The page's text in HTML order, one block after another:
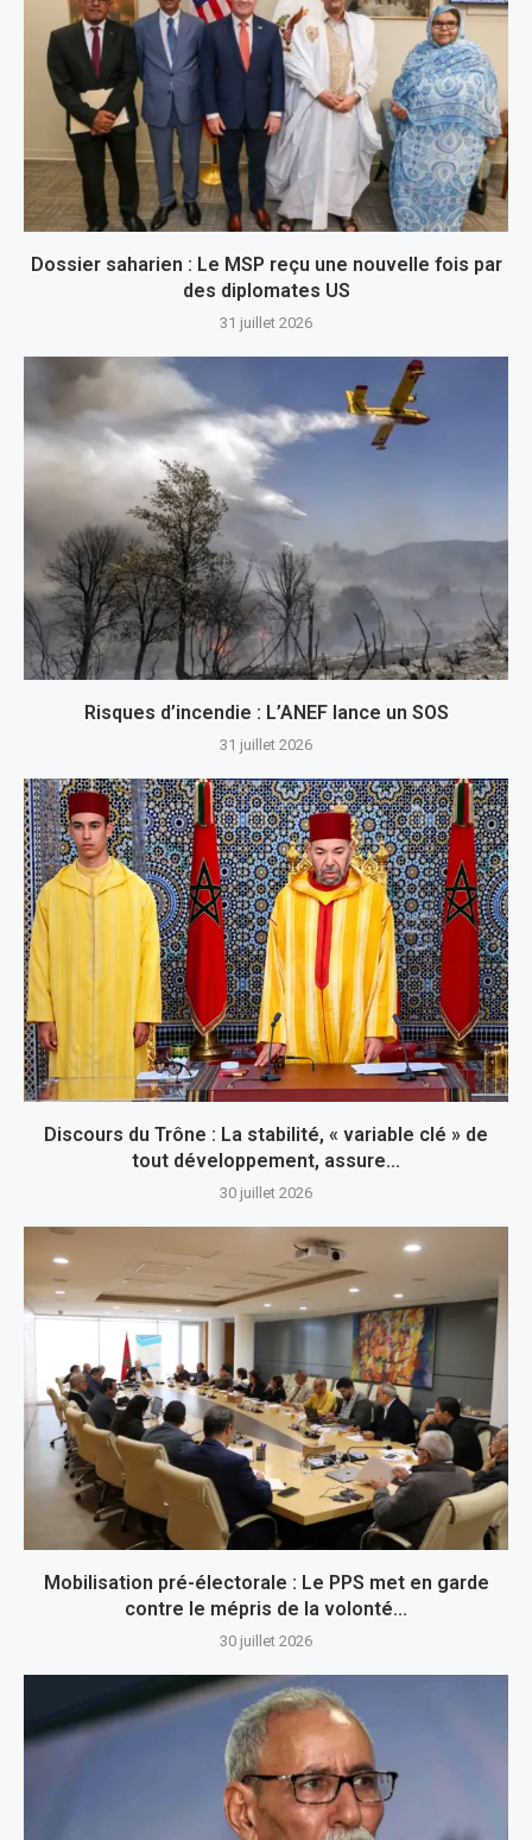
Dossier saharien : Le MSP reçu une nouvelle fois par
des diplomates US
31 juillet 2026
Risques d’incendie : L’ANEF lance un SOS
31 juillet 2026
Discours du Trône : La stabilité, « variable clé » de
tout développement, assure...
30 juillet 2026
Mobilisation pré-électorale : Le PPS met en garde
contre le mépris de la volonté...
30 juillet 2026